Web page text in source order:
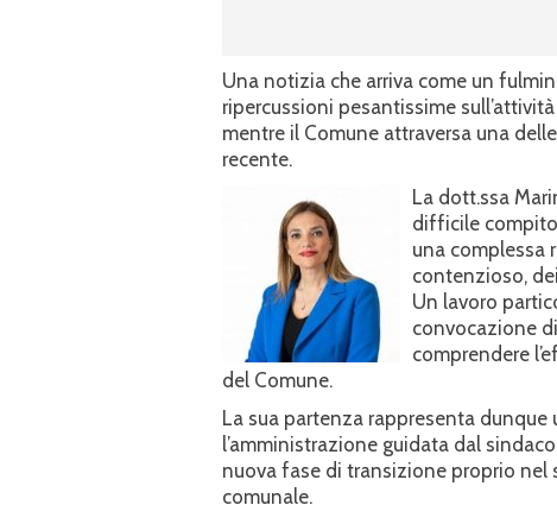
Una notizia che arriva come un
ripercussioni pesantissime
mentre il Comune attraversa una
recente.
La dott.ssa
difficile compito
una complessa
contenzioso,
Un lavoro
convocazione
comprendere
del Comune.
La sua partenza rappresenta
l’amministrazione guidata dal
nuova fase di transizione proprio nel
comunale.